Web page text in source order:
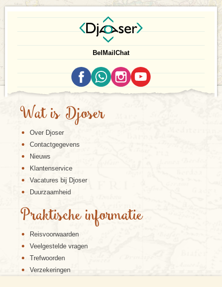
Bel Mail Chat
Wat is Djoser
Over Djoser
Contactgegevens
Nieuws
Klantenservice
Vacatures bij Djoser
Duurzaamheid
Praktische informatie
Reisvoorwaarden
Veelgestelde vragen
Trefwoorden
Verzekeringen